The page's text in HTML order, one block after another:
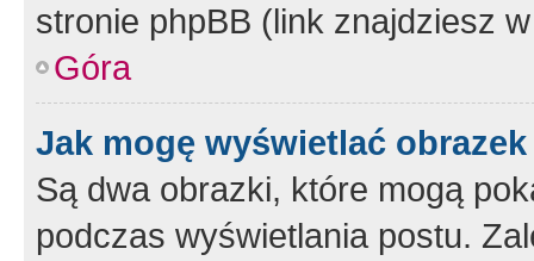
stronie phpBB (link znajdziesz
Góra
Jak mogę wyświetlać
Są dwa obrazki, które mogą
podczas wyświetlania postu.